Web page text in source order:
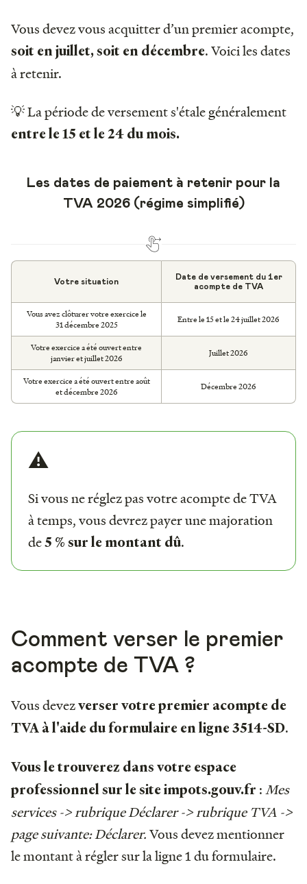
Vous devez vous acquitter d’un premier acompte,
soit en juillet, soit en décembre. Voici les dates
à retenir.
💡 La période de versement s'étale généralement
entre le 15 et le 24 du mois.
Les dates de paiement à retenir pour la
TVA 2026 (régime simplifié)
Votre situation
Date de versement du 1er
acompte de TVA
Vous avez clôturer votre exercice le
31 décembre 2025
Entre le 15 et le 24 juillet 2026
Votre exercice a été ouvert entre
janvier et juillet 2026
Juillet 2026
Votre exercice a été ouvert entre août
et décembre 2026
Décembre 2026
⚠️
Si vous ne réglez pas votre acompte de TVA
à temps, vous devrez payer une majoration
de5 % sur le montant dû.
Comment verser le premier
acompte de TVA ?
Vous devezverser votre premier acompte de
TVA à l'aide du formulaire en ligne 3514-SD.
Vous le trouverez dans votre espace
professionnel sur le site impots.gouv.fr :Mes
services -> rubrique Déclarer -> rubrique TVA ->
page suivante: Déclarer.Vous devez mentionner
le montant à régler sur la ligne 1 du formulaire.